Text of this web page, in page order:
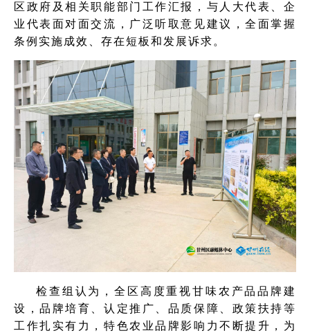
区政府及相关职能部门工作汇报，与人大代表、企
业代表面对面交流，广泛听取意见建议，全面掌握
条例实施成效、存在短板和发展诉求。
检查组认为，全区高度重视甘味农产品品牌建
设，品牌培育、认定推广、品质保障、政策扶持等
工作扎实有力，特色农业品牌影响力不断提升，为